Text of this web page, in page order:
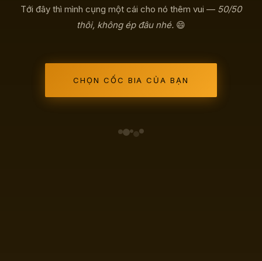
Tới đây thì mình cụng một cái cho nó thêm vui — 50/50
thôi, không ép đâu nhé. 😄
CHỌN CỐC BIA CỦA BẠN